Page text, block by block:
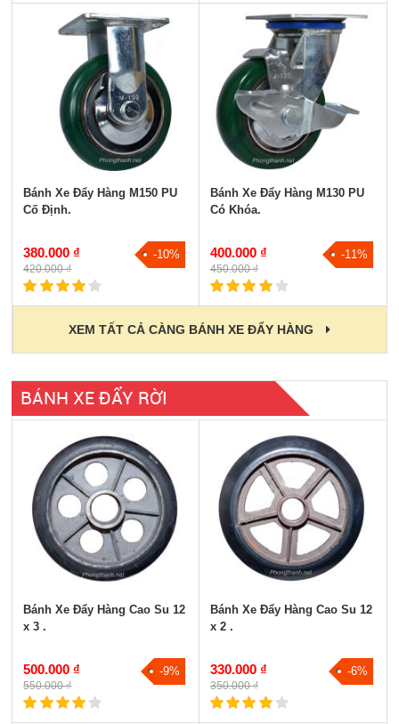
Bánh Xe Đẩy Hàng M150 PU
Cố Định.
380.000 ₫
420.000 ₫
-10%
Bánh Xe Đẩy Hàng M130 PU
Có Khóa.
400.000 ₫
450.000 ₫
-11%
XEM TẤT CẢ CÀNG BÁNH XE ĐẨY HÀNG
BÁNH XE ĐẨY RỜI
Bánh Xe Đẩy Hàng Vành Thép
Bánh Xe Đẩy Hàng Nòng Gang
Bánh Xe Đẩy Hàng PU
Tất cả
Bánh Xe Đẩy Hàng Cao Su 12
x 3 .
500.000 ₫
550.000 ₫
-9%
Bánh Xe Đẩy Hàng Cao Su 12
x 2 .
330.000 ₫
350.000 ₫
-6%